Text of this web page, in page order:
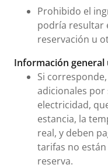
Prohibido el
podría resultar
reservación u
Información general
Si
adicionales por
electricidad,
estancia, la
real, y deben
tarifas no
reserva.